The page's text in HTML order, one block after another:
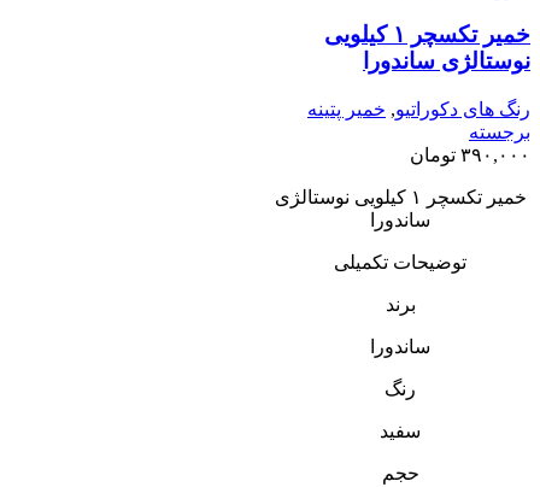
خمیر تکسچر ۱ کیلویی
نوستالژی ساندورا
رنگ های دکوراتیو, خمیر پتینه
برجسته
۳۹۰,۰۰۰ تومان
خمیر تکسچر ۱ کیلویی نوستالژی
ساندورا
توضیحات تکمیلی
برند
ساندورا
رنگ
سفید
حجم